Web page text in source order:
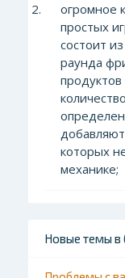
огромное
простых
состоит
раунда
которых
механике;
Новые темы в